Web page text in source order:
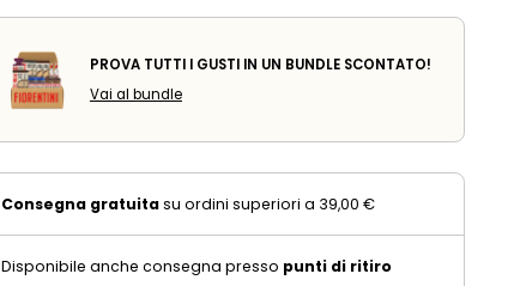
PROVA TUTTI I GUSTI IN UN BUNDLE SCONTATO!
Vai al bundle
Consegna gratuitasu ordini superiori a 39,00 €
Disponibile anche consegna presso punti di ritiro